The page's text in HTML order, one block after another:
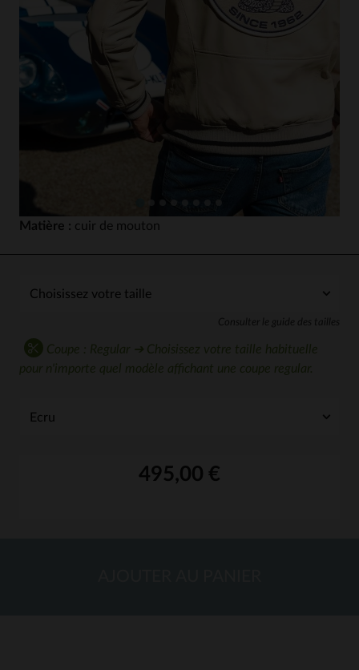
Matière : cuir de mouton
Consulter le guide des tailles
Coupe : Regular ➔ Choisissez votre taille habituelle
pour n'importe quel modèle affichant une coupe regular.
495,00 €